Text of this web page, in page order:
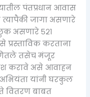
पंतप्रधान आवास
त्यापैकी जागा असणारे
असणारे ५२१
प्रस्ताविक करताना
तसेच मंजूर
करावे असे आवाहन
अभियंता यांनी घरकुल
वितरण बाबत